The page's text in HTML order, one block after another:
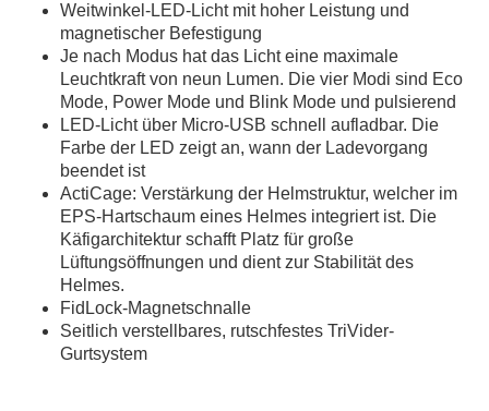
Weitwinkel-LED-Licht mit hoher Leistung und
magnetischer Befestigung
Je nach Modus hat das Licht eine maximale
Leuchtkraft von neun Lumen. Die vier Modi sind Eco
Mode, Power Mode und Blink Mode und pulsierend
LED-Licht über Micro-USB schnell aufladbar. Die
Farbe der LED zeigt an, wann der Ladevorgang
beendet ist
ActiCage: Verstärkung der Helmstruktur, welcher im
EPS-Hartschaum eines Helmes integriert ist. Die
Käfigarchitektur schafft Platz für große
Lüftungsöffnungen und dient zur Stabilität des
Helmes.
FidLock-Magnetschnalle
Seitlich verstellbares, rutschfestes TriVider-
Gurtsystem